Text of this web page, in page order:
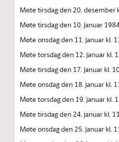
Møte tirsdag den 20. desember
Møte tirsdag den 10. januar
Møte onsdag den 11. januar kl.
Møte torsdag den 12. januar kl.
Møte tirsdag den 17. januar kl.
Møte onsdag den 18. januar kl.
Møte torsdag den 19. januar kl.
Møte tirsdag den 24. januar kl.
Møte onsdag den 25. januar kl.